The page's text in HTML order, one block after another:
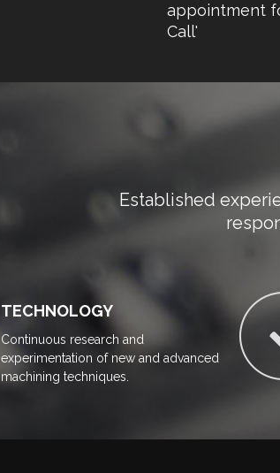
appointment
Call'
Established
TECHNOLOGY
Continuous research and
experimentation of new and advanced
machining techniques.